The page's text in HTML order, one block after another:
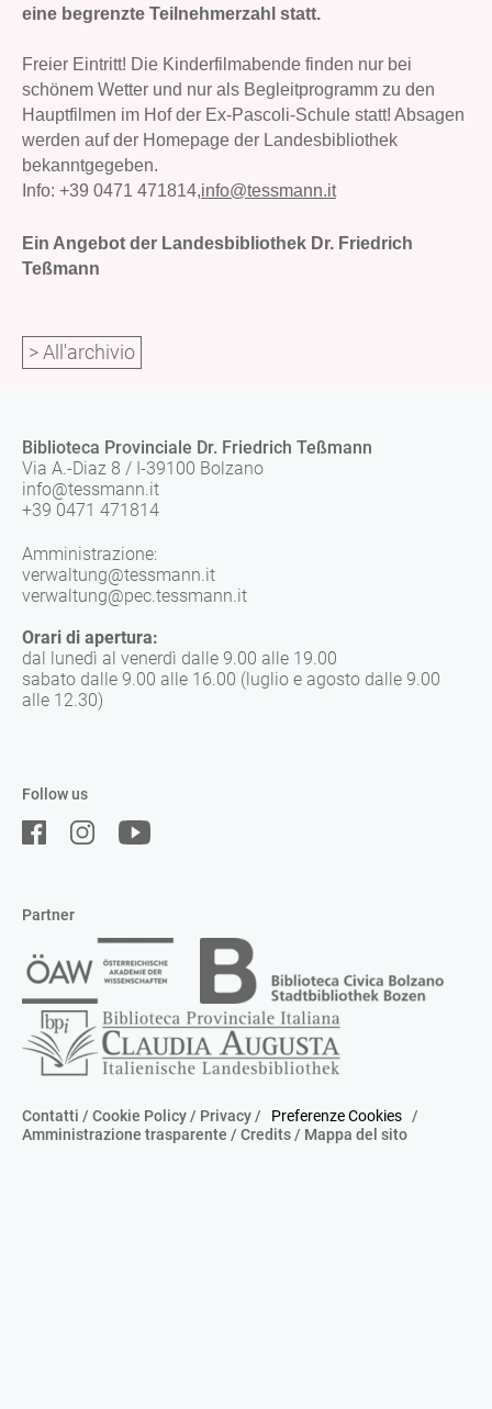
eine begrenzte Teilnehmerzahl statt.
Freier Eintritt! Die Kinderfilmabende finden nur bei
schönem Wetter und nur als Begleitprogramm zu den
Hauptfilmen im Hof der Ex-Pascoli-Schule statt! Absagen
werden auf der Homepage der Landesbibliothek
bekanntgegeben.
Info: +39 0471 471814,info@tessmann.it
Ein Angebot der Landesbibliothek Dr. Friedrich
Teßmann
> All'archivio
Biblioteca Provinciale Dr. Friedrich Teßmann
Via A.-Diaz 8 / I-39100 Bolzano
info@tessmann.it
+39 0471 471814
Follow us
Amministrazione:
verwaltung@tessmann.it
verwaltung@pec.tessmann.it
Orari di apertura:
dal lunedì al venerdì dalle 9.00 alle 19.00
sabato dalle 9.00 alle 16.00 (luglio e agosto dalle 9.00
alle 12.30)
Partner
Contatti / Cookie Policy/ Privacy/ Preferenze Cookies /
Amministrazione trasparente / Credits/ Mappa del sito